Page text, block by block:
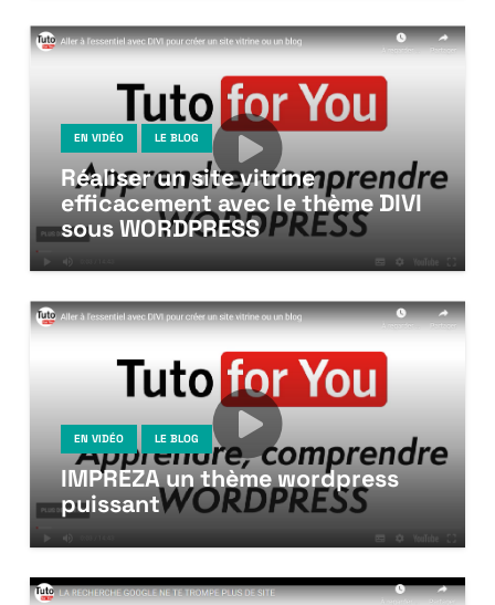
EN VIDÉO LE BLOG
Réaliser un site vitrine
efficacement avec le thème DIVI
sous WORDPRESS
EN VIDÉO LE BLOG
IMPREZA un thème wordpress
puissant